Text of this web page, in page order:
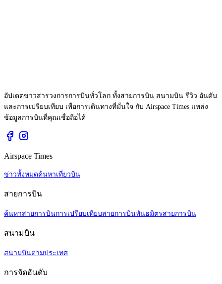
อัปเดตข่าวสารวงการการบินทั่วโลก ทั้งสายการบิน สนามบิน รีวิว อันดับ
และการเปรียบเทียบ เพื่อการเดินทางที่มั่นใจ กับ Airspace Times แหล่ง
ข้อมูลการบินที่คุณเชื่อถือได้
Airspace Times
ข่าวทั้งหมดค้นหาเที่ยวบิน
สายการบิน
ค้นหาสายการบินการเปรียบเทียบสายการบินพันธมิตรสายการบิน
สนามบิน
สนามบินตามประเทศ
การจัดอันดับ